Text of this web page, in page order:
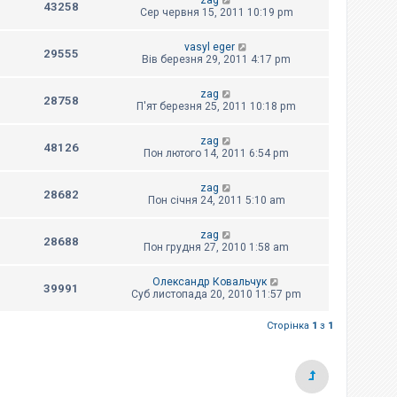
43258
Сер червня 15, 2011 10:19 pm
29555
vasyl eger
Вів березня 29, 2011 4:17 pm
28758
zag
П'ят березня 25, 2011 10:18 pm
48126
zag
Пон лютого 14, 2011 6:54 pm
28682
zag
Пон січня 24, 2011 5:10 am
28688
zag
Пон грудня 27, 2010 1:58 am
39991
Олександр Ковальчук
Суб листопада 20, 2010 11:57 pm
Сторінка 1 з 1